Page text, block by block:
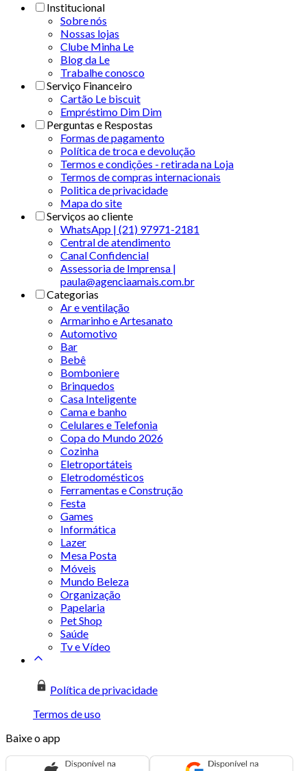
Institucional
Sobre nós
Nossas lojas
Clube Minha Le
Blog da Le
Trabalhe conosco
Serviço Financeiro
Cartão Le biscuit
Empréstimo Dim Dim
Perguntas e Respostas
Formas de pagamento
Política de troca e devolução
Termos e condições - retirada na Loja
Termos de compras internacionais
Politica de privacidade
Mapa do site
Serviços ao cliente
WhatsApp | (21) 97971-2181
Central de atendimento
Canal Confidencial
Assessoria de Imprensa |
paula@agenciaamais.com.br
Categorias
Ar e ventilação
Armarinho e Artesanato
Automotivo
Bar
Bebê
Bomboniere
Brinquedos
Casa Inteligente
Cama e banho
Celulares e Telefonia
Copa do Mundo 2026
Cozinha
Eletroportáteis
Eletrodomésticos
Ferramentas e Construção
Festa
Games
Informática
Lazer
Mesa Posta
Móveis
Mundo Beleza
Organização
Papelaria
Pet Shop
Saúde
Tv e Vídeo
Política de privacidade
Termos de uso
Baixe o app